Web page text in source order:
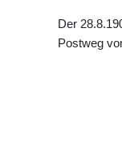
Der
Postweg